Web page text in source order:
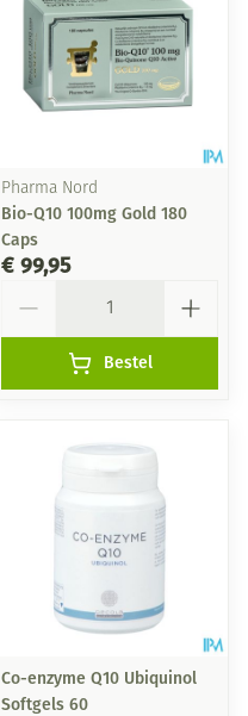
Pharma Nord
Bio-Q10 100mg Gold 180
Caps
€ 99,95
Bestel
Co-enzyme Q10 Ubiquinol
Softgels 60